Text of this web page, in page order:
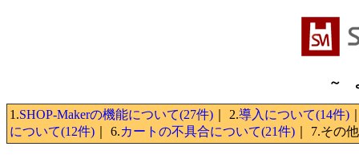
～
1.SHOP-Makerの機能について(27件) ｜ 2.導入について(14件)
について(12件) ｜ 6.カートの不具合について(21件) ｜ 7.その